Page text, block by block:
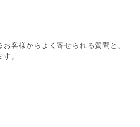
客様からよく寄せられる質問と、
。